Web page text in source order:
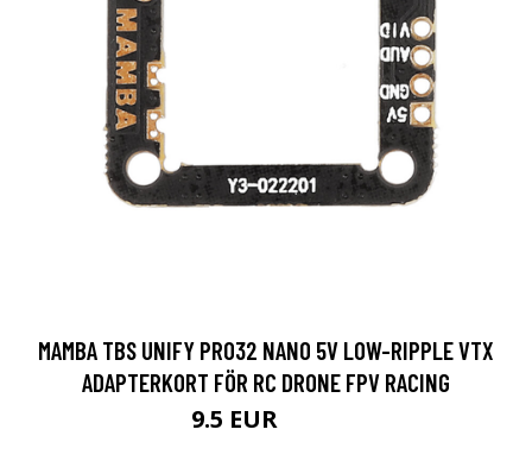
MAMBA TBS UNIFY PRO32 NANO 5V LOW-RIPPLE VTX
ADAPTERKORT FÖR RC DRONE FPV RACING
9.5 EUR